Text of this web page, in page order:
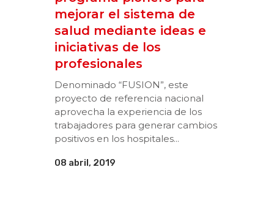
mejorar el sistema de
salud mediante ideas e
iniciativas de los
profesionales
Denominado “FUSION”, este
proyecto de referencia nacional
aprovecha la experiencia de los
trabajadores para generar cambios
positivos en los hospitales...
08 abril, 2019